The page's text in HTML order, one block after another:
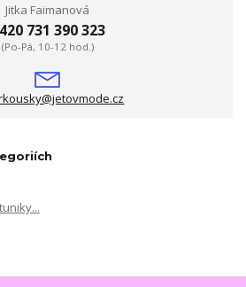
Jitka Faimanová
731 390 323
(Po-Pá, 10-12 hod.)